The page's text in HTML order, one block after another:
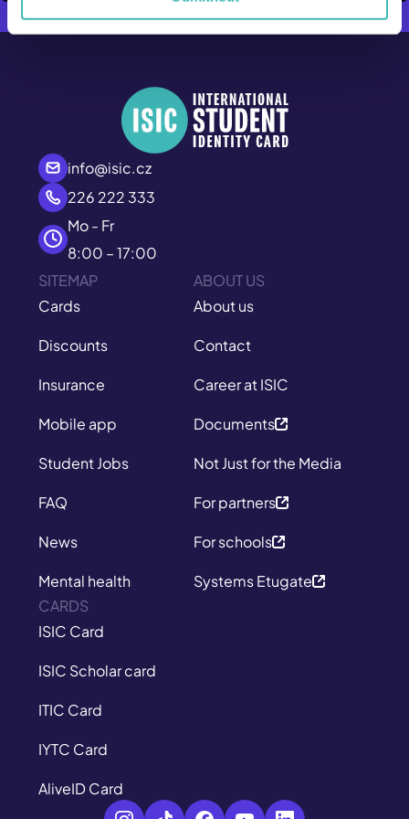
info@isic.cz
226 222 333
Mo - Fr
8:00 – 17:00
SITEMAP
Cards
Discounts
Insurance
Mobile app
Student Jobs
FAQ
News
Mental health
ABOUT US
About us
Contact
Career at ISIC
Documents
Not Just for the Media
For partners
For schools
Systems Etugate
CARDS
ISIC Card
ISIC Scholar card
ITIC Card
IYTC Card
AliveID Card